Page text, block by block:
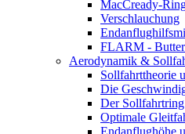
MacCready-
Verschlauchung
FLARM -
Aerodynamik &
Sollfahrttheorie
Die
Der Sollfahrtring
Optimale
Endanflughöhe